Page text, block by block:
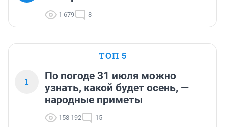
1 679 8
ТОП 5
1
По погоде 31 июля можно
узнать, какой будет осень, —
народные приметы
158 192 15